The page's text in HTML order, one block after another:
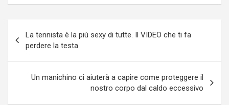
articoli
La tennista è la più sexy di tutte. Il VIDEO che ti fa
perdere la testa
Un manichino ci aiuterà a capire come proteggere il
nostro corpo dal caldo eccessivo